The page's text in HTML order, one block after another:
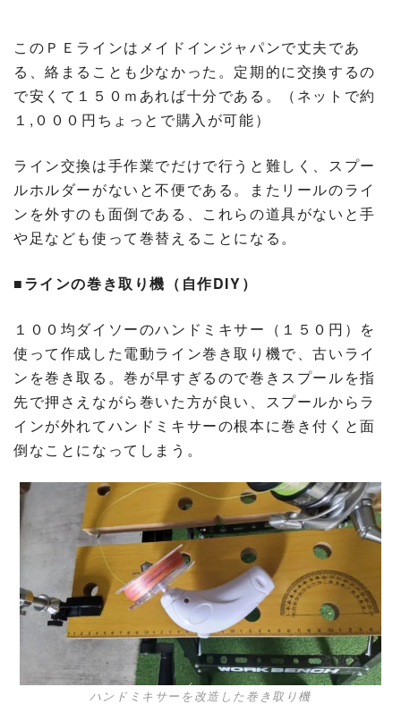
このＰＥラインはメイドインジャパンで丈夫であ
る、絡まることも少なかった。定期的に交換するの
で安くて１５０ｍあれば十分である。（ネットで約
１,０００円ちょっとで購入が可能）
ライン交換は手作業でだけで行うと難しく、スプー
ルホルダーがないと不便である。またリールのライ
ンを外すのも面倒である、これらの道具がないと手
や足なども使って巻替えることになる。
■ラインの巻き取り機（自作DIY）
１００均ダイソーのハンドミキサー（１５０円）を
使って作成した電動ライン巻き取り機で、古いライ
ンを巻き取る。巻が早すぎるので巻きスプールを指
先で押さえながら巻いた方が良い、スプールからラ
インが外れてハンドミキサーの根本に巻き付くと面
倒なことになってしまう。
ハンドミキサーを改造した巻き取り機